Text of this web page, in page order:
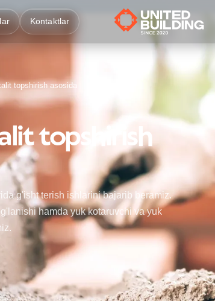
Kontaktlar
topshirish asosida
topshirish
g'isht terish ishlarini bajarib beramiz.
hamda yuk kotaruvchi va yuk